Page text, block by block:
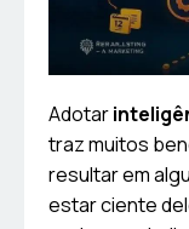
Adotar
traz muitos
resultar em
estar ciente